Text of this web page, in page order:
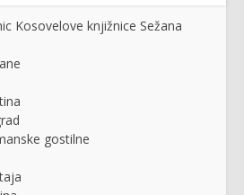
Kosovelove knjižnice Sežana
gostilne